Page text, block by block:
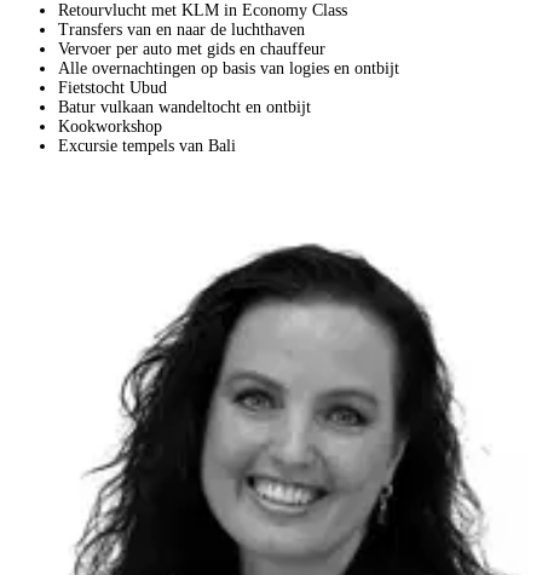
Retourvlucht met KLM in Economy Class
Transfers van en naar de luchthaven
Vervoer per auto met gids en chauffeur
Alle overnachtingen op basis van logies en ontbijt
Fietstocht Ubud
Batur vulkaan wandeltocht en ontbijt
Kookworkshop
Excursie tempels van Bali